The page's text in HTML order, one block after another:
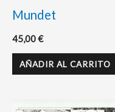
Mundet
45,00€
AÑADIR AL CARRITO